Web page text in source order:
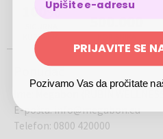
100%
KUPOVINA
VIŠE OD
Ponuđač
E-pošta:info@megabon.eu
Telefon: 0800 420000
PRIJAVITE SE
Pozivamo Vas da pročitate